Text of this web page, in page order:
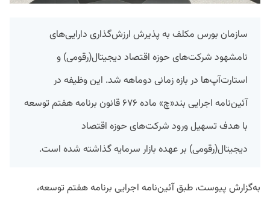
سازمان بورس مکلف به پذیرش ارزش‌گذاری دارایی‌های
نامشهود شرکت‌های حوزه اقتصاد دیجیتال(رقومی) و
استارت‌آپ‌‌ها در بازه زمانی دوماهه شد. این وظیفه در
آئین‌نامه اجرایی بند«چ» ماده ۶۷۶ قانون برنامه هفتم توسعه
با هدف تسهیل ورود شرکت‌های حوزه اقتصاد
دیجیتال(رقومی) بر عهده بازار سرمایه گذاشته شده است.
به‌گزارش پیوست، طبق آئین‌نامه اجرایی برنامه هفتم توسعه،